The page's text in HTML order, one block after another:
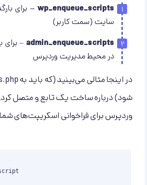
wp_enqueue_scripts –
برای
سایت (سمت کاربر)
admin_enqueue_scripts – برای
در محیط مدیریت وردپرس
شود) درباره ساخت یک تابع و متصل
وردپرس برای فراخوانی اسکریپت‌های